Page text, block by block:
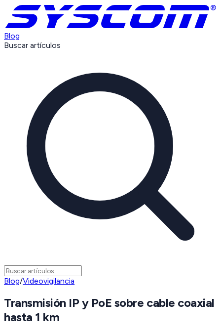
Blog
Buscar artículos
Blog/Videovigilancia
Transmisión IP y PoE sobre cable coaxial
hasta 1 km